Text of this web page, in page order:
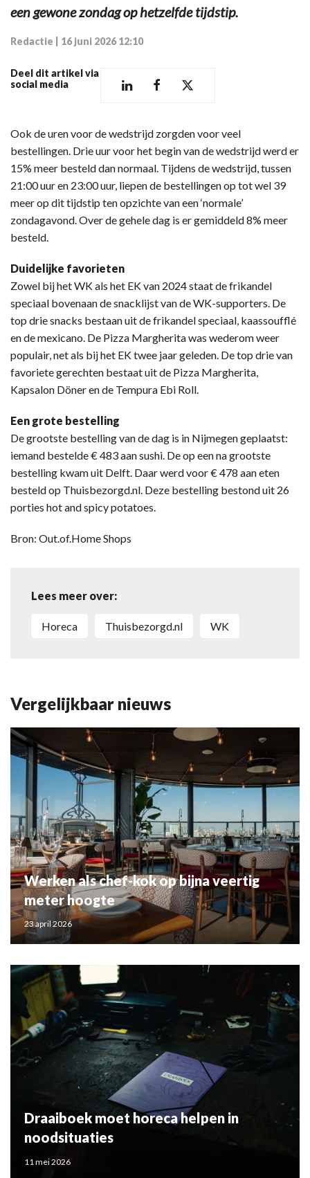
een gewone zondag op hetzelfde tijdstip.
Redactie 16 juni 2026 12:10
Deel dit artikel via
social media
Ook de uren voor de wedstrijd zorgden voor veel
bestellingen. Drie uur voor het begin van de wedstrijd werd er
15% meer besteld dan normaal. Tijdens de wedstrijd, tussen
21:00 uur en 23:00 uur, liepen de bestellingen op tot wel 39
meer op dit tijdstip ten opzichte van een ‘normale’
zondagavond. Over de gehele dag is er gemiddeld 8% meer
besteld.
Duidelijke favorieten
Zowel bij het WK als het EK van 2024 staat de frikandel
speciaal bovenaan de snacklijst van de WK-supporters. De
top drie snacks bestaan uit de frikandel speciaal, kaassoufflé
en de mexicano. De Pizza Margherita was wederom weer
populair, net als bij het EK twee jaar geleden. De top drie van
favoriete gerechten bestaat uit de Pizza Margherita,
Kapsalon Döner en de Tempura Ebi Roll.
Een grote bestelling
De grootste bestelling van de dag is in Nijmegen geplaatst:
iemand bestelde € 483 aan sushi. De op een na grootste
bestelling kwam uit Delft. Daar werd voor € 478 aan eten
besteld op Thuisbezorgd.nl. Deze bestelling bestond uit 26
porties hot and spicy potatoes.
Bron: Out.of.Home Shops
Lees meer over:
Horeca Thuisbezorgd.nl WK
Vergelijkbaar nieuws
Werken als chef-kok op bijna veertig
meter hoogte
23 april 2026
Draaiboek moet horeca helpen in
noodsituaties
11 mei 2026